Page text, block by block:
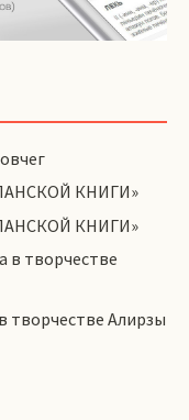
КНИГИ»
КНИГИ»
в творчестве
творчестве Алирзы